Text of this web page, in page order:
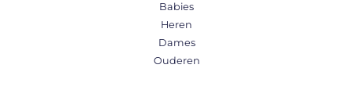
Babies
Heren
Dames
Ouderen